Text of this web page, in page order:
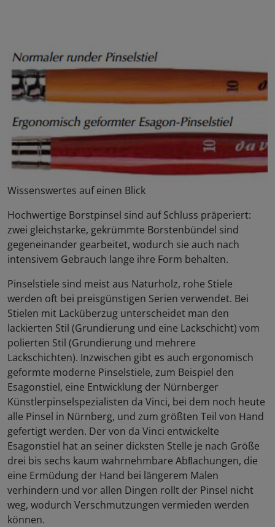
Wissenswertes auf einen Blick
Hochwertige Borstpinsel sind auf Schluss präperiert:
zwei gleichstarke, gekrümmte Borstenbündel sind
gegeneinander gearbeitet, wodurch sie auch nach
intensivem Gebrauch lange ihre Form behalten.
Pinselstiele sind meist aus Naturholz, rohe Stiele
werden oft bei preisgünstigen Serien verwendet. Bei
Stielen mit Lacküberzug unterscheidet man den
lackierten Stil (Grundierung und eine Lackschicht) vom
polierten Stil (Grundierung und mehrere
Lackschichten). Inzwischen gibt es auch ergonomisch
geformte moderne Pinselstiele, zum Beispiel den
Esagonstiel, eine Entwicklung der Nürnberger
Künstlerpinselspezialisten da Vinci, bei dem noch heute
alle Pinsel in Nürnberg, und zum größten Teil von Hand
gefertigt werden. Der von da Vinci entwickelte
Esagonstiel hat an seiner dicksten Stelle je nach Größe
drei bis sechs kaum wahrnehmbare Abﬂachungen, die
eine Ermüdung der Hand bei längerem Malen
verhindern und vor allen Dingen rollt der Pinsel nicht
weg, wodurch Verschmutzungen vermieden werden
können.